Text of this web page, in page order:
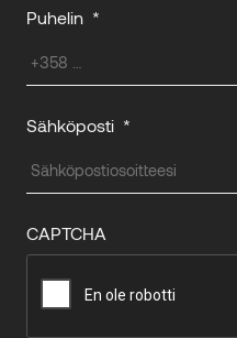
Puhelin *
Sähköposti *
CAPTCHA